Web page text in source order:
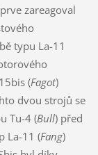
zareagoval
typu La-11
(Fagot)
dvou strojů se
Tu-4 (Bull) před
La-11 (Fang)